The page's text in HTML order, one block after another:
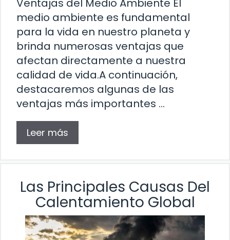
Ventajas del Medio Ambiente El
medio ambiente es fundamental
para la vida en nuestro planeta y
brinda numerosas ventajas que
afectan directamente a nuestra
calidad de vida.A continuación,
destacaremos algunas de las
ventajas más importantes …
Leer más
Las Principales Causas Del
Calentamiento Global